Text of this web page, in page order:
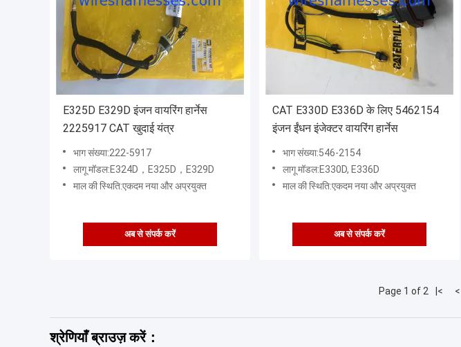
E325D E329D इंजन वायरिंग हार्नेस
2225917 CAT खुदाई यंत्र
भाग संख्या:222-5917
लागू मॉडल:E324D，E325D，E329D
माल की स्थिति:एकदम नया और अप्रयुक्त
अब से संपर्क करें
CAT E330D E336D के लिए 5462154
इंजन ईंधन इंजेक्टर वायरिंग हार्नेस
भाग संख्या:546-2154
लागू मॉडल:E330D, E336D
माल की स्थिति:एकदम नया और अप्रयुक्त
अब से संपर्क करें
Page 1 of 2 |<
श्रेणियाँ ब्राउज़ करें：